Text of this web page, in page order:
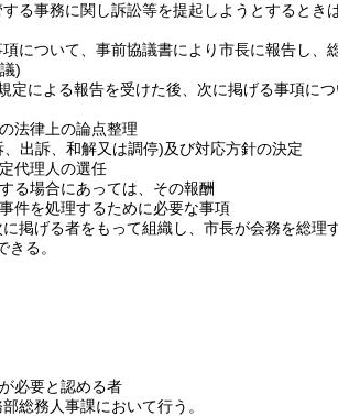
る事務に関し訴訟等を提起しようとするとき
について、事前協議書により市長に報告し、
)
定による報告を受けた後、次に掲げる事項に
法律上の論点整理
、出訴、和解又は調停)及び対応方針の決定
代理人の選任
る場合にあっては、その報酬
件を処理するために必要な事項
掲げる者をもって組織し、市長が会務を総理す
る。
必要と認める者
総務人事課において行う。